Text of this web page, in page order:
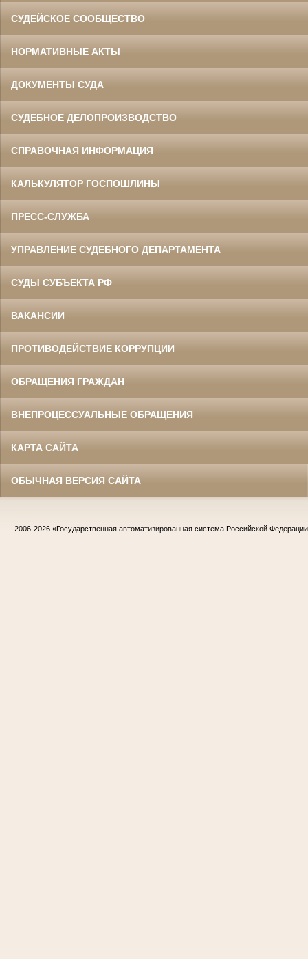
СУДЕЙСКОЕ СООБЩЕСТВО
НОРМАТИВНЫЕ АКТЫ
ДОКУМЕНТЫ СУДА
СУДЕБНОЕ ДЕЛОПРОИЗВОДСТВО
СПРАВОЧНАЯ ИНФОРМАЦИЯ
КАЛЬКУЛЯТОР ГОСПОШЛИНЫ
ПРЕСС-СЛУЖБА
УПРАВЛЕНИЕ СУДЕБНОГО ДЕПАРТАМЕНТА
СУДЫ СУБЪЕКТА РФ
ВАКАНСИИ
ПРОТИВОДЕЙСТВИЕ КОРРУПЦИИ
ОБРАЩЕНИЯ ГРАЖДАН
ВНЕПРОЦЕССУАЛЬНЫЕ ОБРАЩЕНИЯ
КАРТА САЙТА
ОБЫЧНАЯ ВЕРСИЯ САЙТА
2006-2026 «Государственная автоматизированная система Российской